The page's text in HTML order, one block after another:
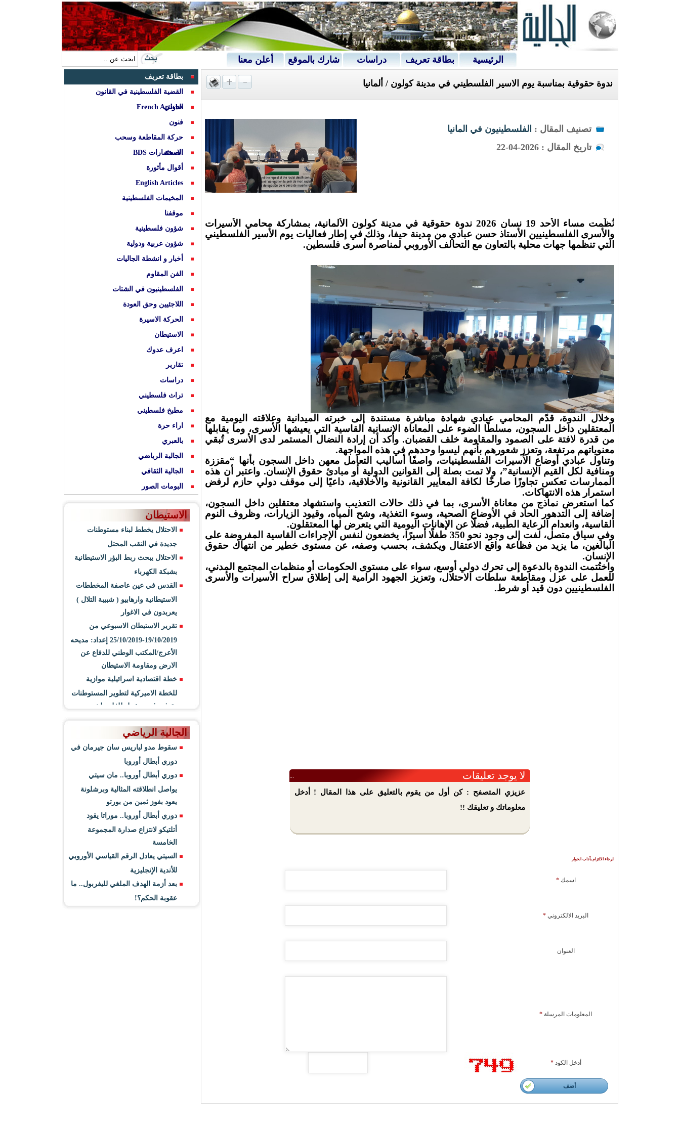
الرئيسية بطاقة تعريف دراسات شارك بالموقع أعلن معنا
ندوة حقوقية بمناسبة يوم الاسير الفلسطيني في مدينة كولون / ألمانيا
تصنيف المقال : الفلسطينيون في المانيا
تاريخ المقال : 2026-04-22
نُظّمت مساء الأحد 19 نسان 2026 ندوة حقوقية في مدينة كولون الألمانية، بمشاركة محامي الأسيرات
والأسرى الفلسطينيين الأستاذ حسن عبادي من مدينة حيفا، وذلك في إطار فعاليات يوم الأسير الفلسطيني
التي تنظمها جهات محلية بالتعاون مع التحالف الأوروبي لمناصرة أسرى فلسطين.
وخلال الندوة، قدّم المحامي عبادي شهادة مباشرة مستندة إلى خبرته الميدانية وعلاقته اليومية مع
المعتقلين داخل السجون، مسلطًا الضوء على المعاناة الإنسانية القاسية التي يعيشها الأسرى، وما يقابلها
من قدرة لافتة على الصمود والمقاومة خلف القضبان. وأكد أن إرادة النضال المستمر لدى الأسرى تُبقي
معنوياتهم مرتفعة، وتعزز شعورهم بأنهم ليسوا وحدهم في هذه المواجهة.
وتناول عبادي أوضاع الأسيرات الفلسطينيات، واصفًا أساليب التعامل معهن داخل السجون بأنها “مقززة
ومنافية لكل القيم الإنسانية”، ولا تمت بصلة إلى القوانين الدولية أو مبادئ حقوق الإنسان. واعتبر أن هذه
الممارسات تعكس تجاوزًا صارخًا لكافة المعايير القانونية والأخلاقية، داعيًا إلى موقف دولي حازم لرفض
استمرار هذه الانتهاكات.
كما استعرض نماذج من معاناة الأسرى، بما في ذلك حالات التعذيب واستشهاد معتقلين داخل السجون،
إضافة إلى التدهور الحاد في الأوضاع الصحية، وسوء التغذية، وشح المياه، وقيود الزيارات، وظروف النوم
القاسية، وانعدام الرعاية الطبية، فضلًا عن الإهانات اليومية التي يتعرض لها المعتقلون.
وفي سياق متصل، لفت إلى وجود نحو 350 طفلًا أسيرًا، يخضعون لنفس الإجراءات القاسية المفروضة على
البالغين، ما يزيد من فظاعة واقع الاعتقال ويكشف، بحسب وصفه، عن مستوى خطير من انتهاك حقوق
الإنسان.
واختُتمت الندوة بالدعوة إلى تحرك دولي أوسع، سواء على مستوى الحكومات أو منظمات المجتمع المدني،
للعمل على عزل ومقاطعة سلطات الاحتلال، وتعزيز الجهود الرامية إلى إطلاق سراح الأسيرات والأسرى
الفلسطينيين دون قيد أو شرط.
لا يوجد تعليقات
عزيزي المتصفح : كن أول من يقوم بالتعليق على هذا المقال ! أدخل
معلوماتك و تعليقك !!
الرجاء الالتزام بآداب الحوار
اسمك*
البريد الالكتروني *
العنوان
المعلومات المرسلة *
أدخل الكود*
أضف
بطاقة تعريف
القضية الفلسطينية في القانون
الدولي
French Articles
فنون
حركة المقاطعة وسحب
الاستثمارات BDS
الصحة
أقوال مأثورة
English Articles
المخيمات الفلسطينية
موقفنا
شؤون فلسطينية
شؤون عربية ودولية
أخبار و انشطة الجاليات
الفن المقاوم
الفلسطينيون في الشتات
اللاجئيين وحق العودة
الحركة الاسيرة
الاستيطان
اعرف عدوك
تقارير
دراسات
تراث فلسطيني
مطبخ فلسطيني
اراء حرة
بالعبري
الجالية الرياضي
الجالية الثقافي
البومات الصور
الاستيطان
الاحتلال يخطط لبناء مستوطنات
جديدة في النقب المحتل
الاحتلال يبحث ربط البؤر الاستيطانية
بشبكة الكهرباء
القدس في عين عاصفة المخططات
الاستيطانية وارهابيو ( شبيبة التلال )
يعربدون في الاغوار
تقرير الاستيطان الاسبوعي من
19/10/2019-25/10/2019 إعداد: مديحه
الأعرج/المكتب الوطني للدفاع عن
الارض ومقاومة الاستيطان
خطة اقتصادية اسرائيلية موازية
للخطة الاميركية لتطوير المستوطنات
وتوفير فرص عمل للفلسطينيين
الجالية الرياضي
سقوط مدو لباريس سان جيرمان في
دوري أبطال أوروبا
دوري أبطال أوروبا.. مان سيتي
يواصل انطلاقته المثالية وبرشلونة
يعود بفوز ثمين من بورتو
دوري أبطال أوروبا.. موراتا يقود
أتلتيكو لانتزاع صدارة المجموعة
الخامسة
السيتي يعادل الرقم القياسي الأوروبي
للأندية الإنجليزية
بعد أزمة الهدف الملغي لليفربول.. ما
عقوبة الحكم؟!